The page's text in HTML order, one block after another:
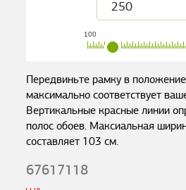
100
Передвиньте рамку в
максимально соответствует
Вертикальные красные линии
полос обоев. Максиальная
составляет 103 см.
67617118